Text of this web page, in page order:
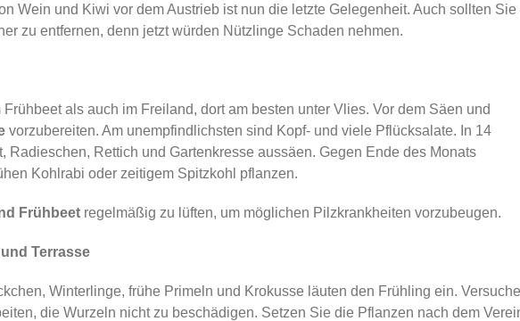
Wein und Kiwi vor dem Austrieb ist nun die letzte Gelegenheit. Auch sollten
zu entfernen, denn jetzt würden Nützlinge Schaden nehmen.
als auch im Freiland, dort am besten unter Vlies. Vor dem Säen und
vorzuberei­ten. Am unempfindlichsten sind Kopf- und viele Pflücksalate. In 14
Radieschen, Rettich und Gartenkresse aussäen. Gegen Ende des Monats
Kohlrabi oder zeitigem Spitzkohl pflanzen.
Frühbeet regelmäßig zu lüften, um möglichen Pilzkrankheiten vorzubeugen.
Terrasse
Win­terlinge, frühe Primeln und Krokusse läuten den Frühling ein.
die Wurzeln nicht zu beschädigen. Setzen Sie die Pflanzen nach dem